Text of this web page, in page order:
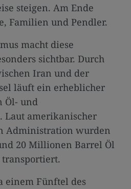
steigen. Am Ende
Familien und Pendler.
macht diese
sichtbar. Durch
Iran und der
läuft ein erheblicher
Öl- und
Laut amerikanischer
Administration wurden
20 Millionen Barrel Öl
einem Fünftel des